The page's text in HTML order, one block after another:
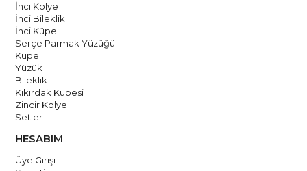
İnci Kolye
İnci Bileklik
İnci Küpe
Serçe Parmak Yüzüğü
Küpe
Yüzük
Bileklik
Kıkırdak Küpesi
Zincir Kolye
Setler
HESABIM
Üye Girişi